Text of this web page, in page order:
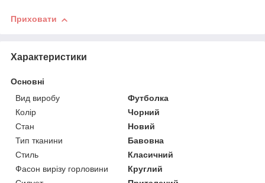
Приховати
Характеристики
Основні
Вид виробу
Футболка
Колір
Чорний
Стан
Новий
Тип тканини
Бавовна
Стиль
Класичний
Фасон вирізу горловини
Круглий